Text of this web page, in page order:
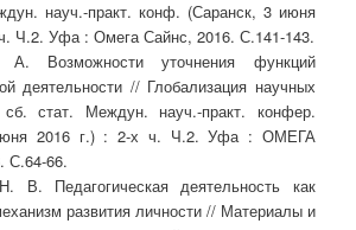
науч.-практ. конф. (Саранск, 3 июня
Ч.2. Уфа : Омега Сайнс, 2016. С.141-143.
Возможности уточнения функций
деятельности // Глобализация научных
стат. Междун. науч.-практ. конфер.
2016 г.) : 2-х ч. Ч.2. Уфа : ОМЕГА
С.64-66.
В. Педагогическая деятельность как
развития личности // Материалы и